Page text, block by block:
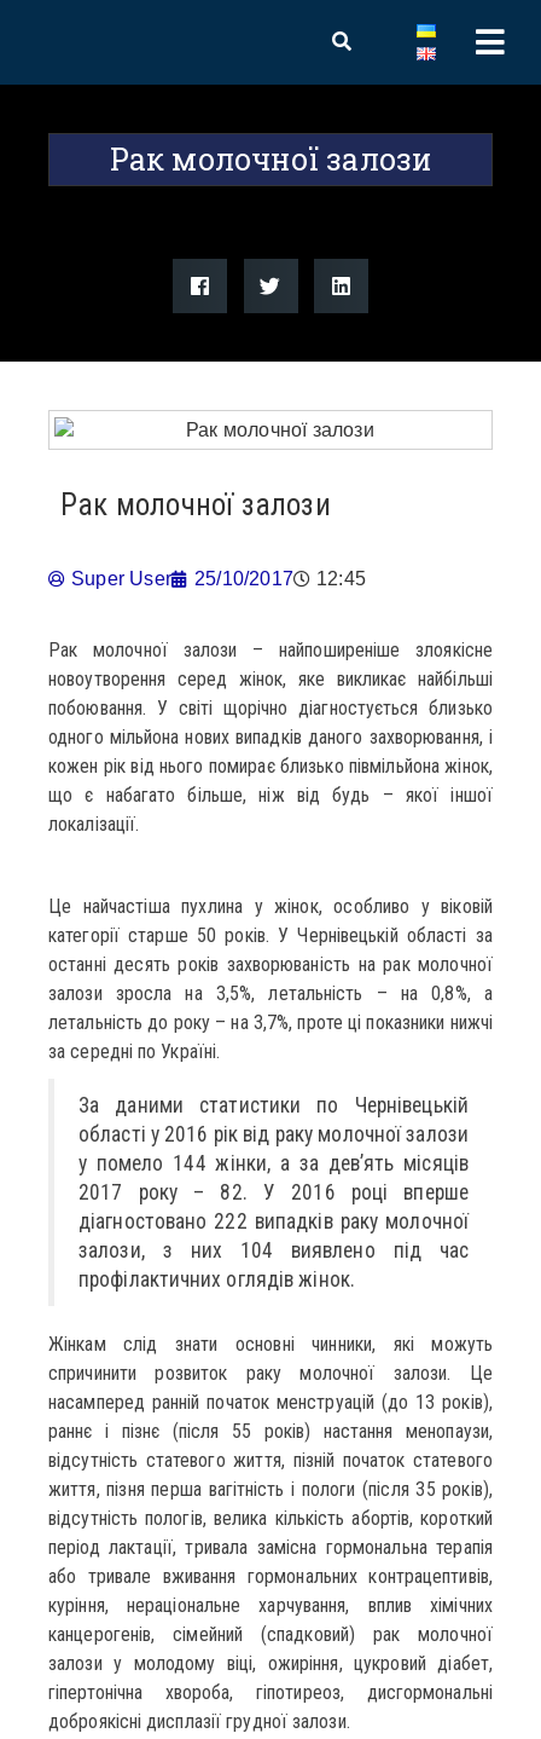
Рак молочної залози
Рак молочної залози
Super User 25/10/2017 12:45
Рак молочної залози – найпоширеніше злоякісне
новоутворення серед жінок, яке викликає найбільші
побоювання. У світі щорічно діагностується близько
одного мільйона нових випадків даного захворювання, і
кожен рік від нього помирає близько півмільйона жінок,
що є набагато більше, ніж від будь – якої іншої
локалізації.
Це найчастіша пухлина у жінок, особливо у віковій
категорії старше 50 років. У Чернівецькій області за
останні десять років захворюваність на рак молочної
залози зросла на 3,5%, летальність – на 0,8%, а
летальність до року – на 3,7%, проте ці показники нижчі
за середні по Україні.
За даними статистики по Чернівецькій
області у 2016 рік від раку молочної залози
у помело 144 жінки, а за дев’ять місяців
2017 року – 82. У 2016 році вперше
діагностовано 222 випадків раку молочної
залози, з них 104 виявлено під час
профілактичних оглядів жінок.
Жінкам слід знати основні чинники, які можуть
спричинити розвиток раку молочної залози. Це
насамперед ранній початок менструацій (до 13 років),
раннє і пізнє (після 55 років) настання менопаузи,
відсутність статевого життя, пізній початок статевого
життя, пізня перша вагітність і пологи (після 35 років),
відсутність пологів, велика кількість абортів, короткий
період лактації, тривала замісна гормональна терапія
або тривале вживання гормональних контрацептивів,
куріння, нераціональне харчування, вплив хімічних
канцерогенів, сімейний (спадковий) рак молочної
залози у молодому віці, ожиріння, цукровий діабет,
гіпертонічна хвороба, гіпотиреоз, дисгормональні
доброякісні дисплазії грудної залози.